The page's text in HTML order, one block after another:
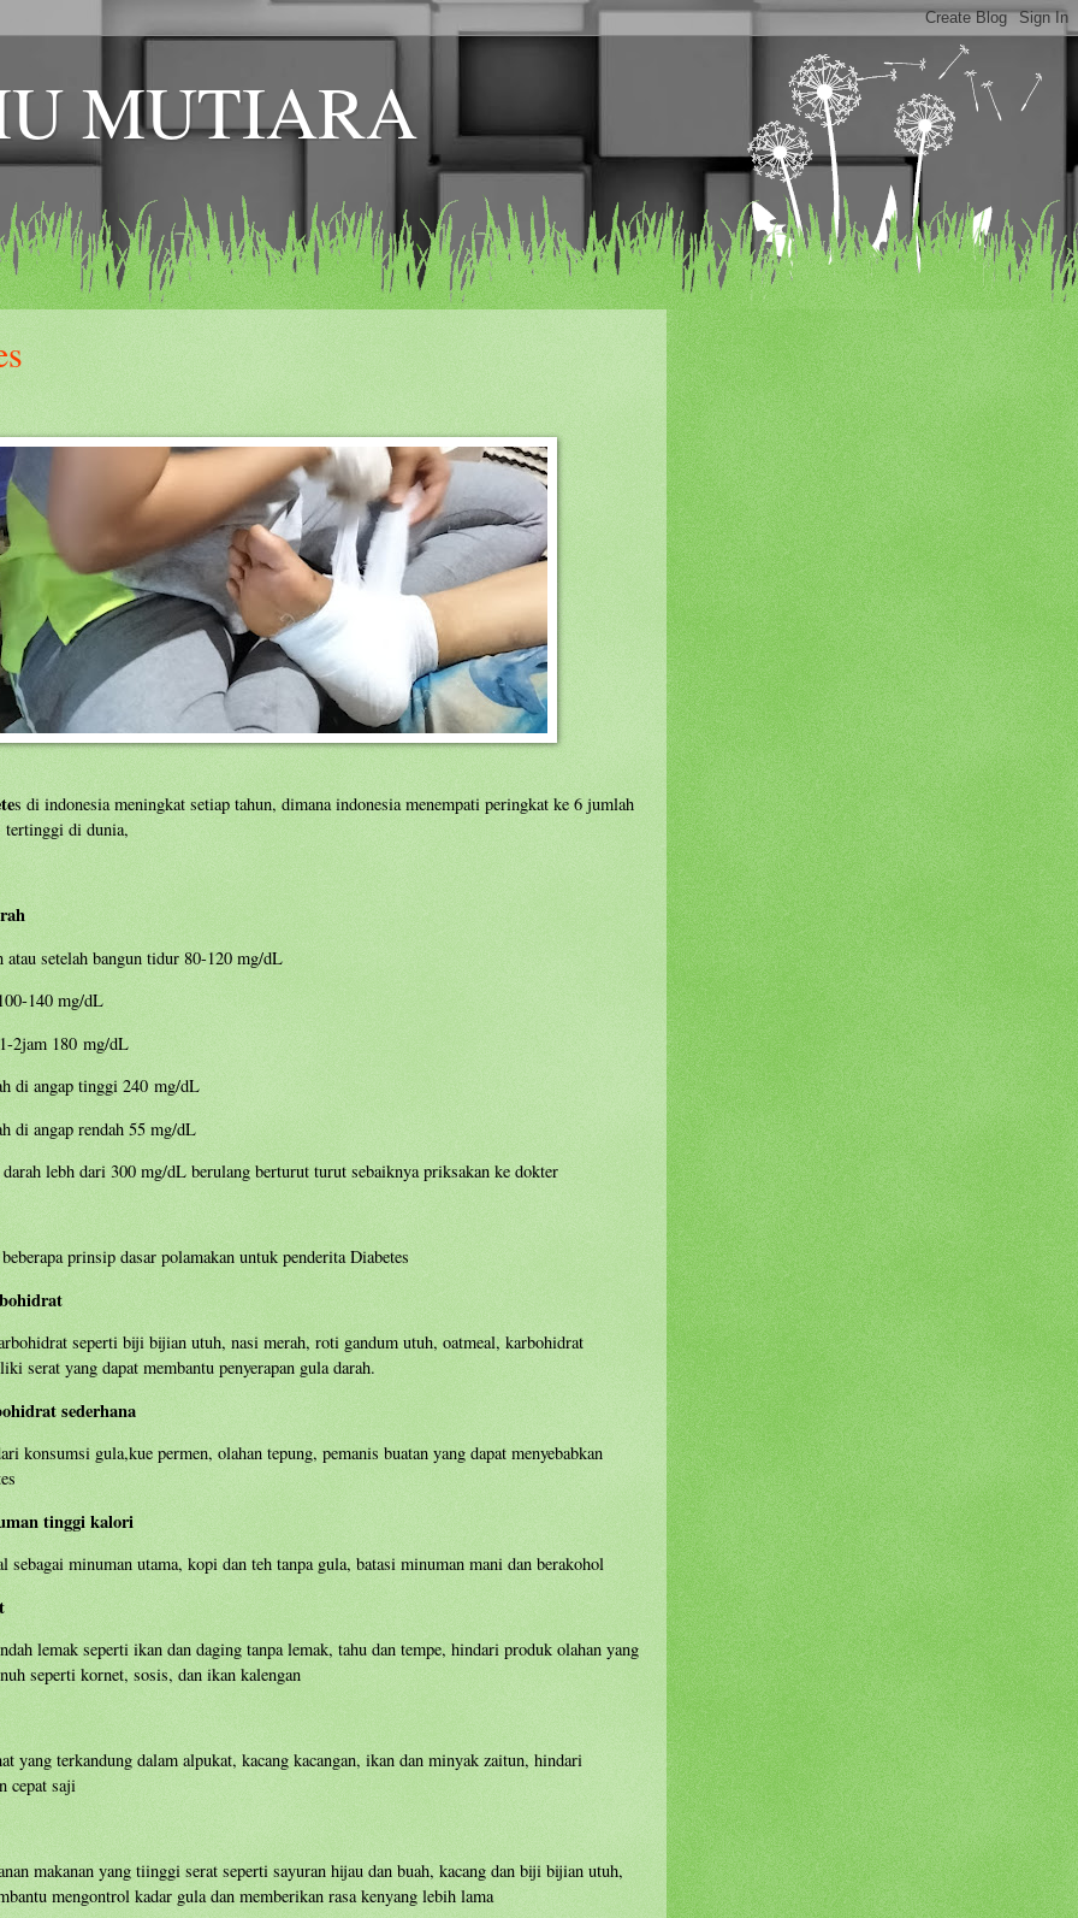
MUTIARA
s di indonesia meningkat setiap tahun, dimana indonesia menempati peringkat ke 6 jumlah
tertinggi di dunia,
atau setelah bangun tidur 80-120 mg/dL
140 mg/dL
2jam 180 mg/dL
di angap tinggi 240 mg/dL
di angap rendah 55 mg/dL
lebh dari 300 mg/dL berulang berturut turut sebaiknya priksakan ke dokter
prinsip dasar polamakan untuk penderita Diabetes
seperti biji bijian utuh, nasi merah, roti gandum utuh, oatmeal, karbohidrat
serat yang dapat membantu penyerapan gula darah.
sederhana
konsumsi gula,kue permen, olahan tepung, pemanis buatan yang dapat menyebabkan
tinggi kalori
sebagai minuman utama, kopi dan teh tanpa gula, batasi minuman mani dan berakohol
lemak seperti ikan dan daging tanpa lemak, tahu dan tempe, hindari produk olahan yang
seperti kornet, sosis, dan ikan kalengan
yang terkandung dalam alpukat, kacang kacangan, ikan dan minyak zaitun, hindari
cepat saji
makanan yang tiinggi serat seperti sayuran hijau dan buah, kacang dan biji bijian utuh,
mengontrol kadar gula dan memberikan rasa kenyang lebih lama